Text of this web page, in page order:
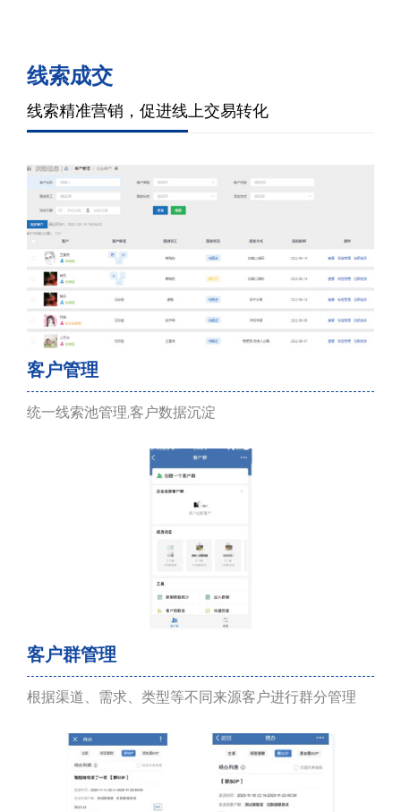
线索成交
线索精准营销，促进线上交易转化
客户管理
统一线索池管理,客户数据沉淀
客户群管理
根据渠道、需求、类型等不同来源客户进行群分管理